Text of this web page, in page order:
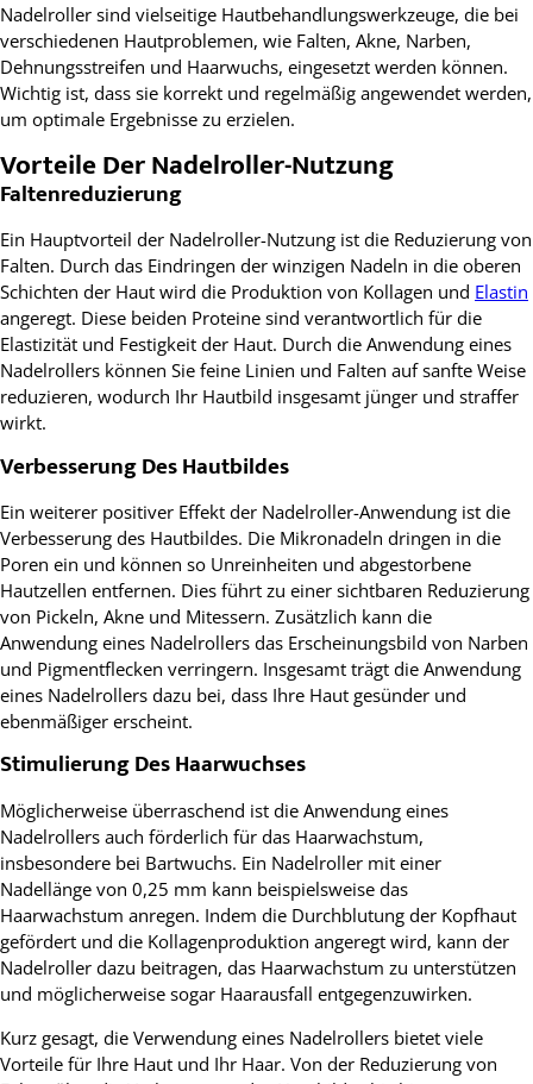
Nadelroller sind vielseitige Hautbehandlungswerkzeuge, die bei
verschiedenen Hautproblemen, wie Falten, Akne, Narben,
Dehnungsstreifen und Haarwuchs, eingesetzt werden können.
Wichtig ist, dass sie korrekt und regelmäßig angewendet werden,
um optimale Ergebnisse zu erzielen.
Vorteile Der Nadelroller-Nutzung
Faltenreduzierung
Ein Hauptvorteil der Nadelroller-Nutzung ist die Reduzierung von
Falten. Durch das Eindringen der winzigen Nadeln in die oberen
Schichten der Haut wird die Produktion von Kollagen und Elastin
angeregt. Diese beiden Proteine sind verantwortlich für die
Elastizität und Festigkeit der Haut. Durch die Anwendung eines
Nadelrollers können Sie feine Linien und Falten auf sanfte Weise
reduzieren, wodurch Ihr Hautbild insgesamt jünger und straffer
wirkt.
Verbesserung Des Hautbildes
Ein weiterer positiver Effekt der Nadelroller-Anwendung ist die
Verbesserung des Hautbildes. Die Mikronadeln dringen in die
Poren ein und können so Unreinheiten und abgestorbene
Hautzellen entfernen. Dies führt zu einer sichtbaren Reduzierung
von Pickeln, Akne und Mitessern. Zusätzlich kann die
Anwendung eines Nadelrollers das Erscheinungsbild von Narben
und Pigmentflecken verringern. Insgesamt trägt die Anwendung
eines Nadelrollers dazu bei, dass Ihre Haut gesünder und
ebenmäßiger erscheint.
Stimulierung Des Haarwuchses
Möglicherweise überraschend ist die Anwendung eines
Nadelrollers auch förderlich für das Haarwachstum,
insbesondere bei Bartwuchs. Ein Nadelroller mit einer
Nadellänge von 0,25 mm kann beispielsweise das
Haarwachstum anregen. Indem die Durchblutung der Kopfhaut
gefördert und die Kollagenproduktion angeregt wird, kann der
Nadelroller dazu beitragen, das Haarwachstum zu unterstützen
und möglicherweise sogar Haarausfall entgegenzuwirken.
Kurz gesagt, die Verwendung eines Nadelrollers bietet viele
Vorteile für Ihre Haut und Ihr Haar. Von der Reduzierung von